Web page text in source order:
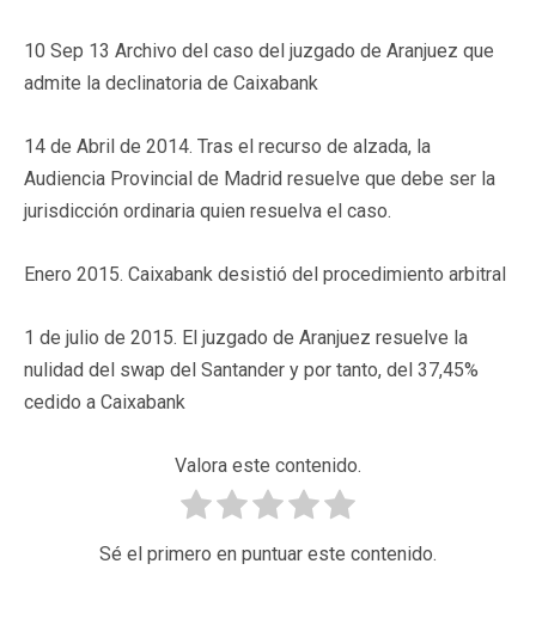
10 Sep 13 Archivo del caso del juzgado de Aranjuez que
admite la declinatoria de Caixabank
14 de Abril de 2014. Tras el recurso de alzada, la
Audiencia Provincial de Madrid resuelve que debe ser la
jurisdicción ordinaria quien resuelva el caso.
Enero 2015. Caixabank desistió del procedimiento arbitral
1 de julio de 2015. El juzgado de Aranjuez resuelve la
nulidad del swap del Santander y por tanto, del 37,45%
cedido a Caixabank
Valora este contenido.
Sé el primero en puntuar este contenido.